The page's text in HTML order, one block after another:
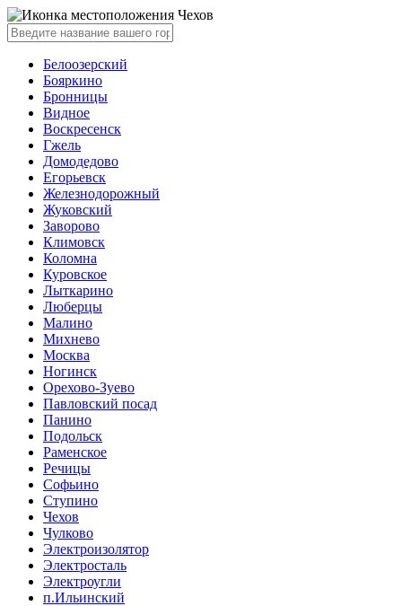
Чехов
Белоозерский
Бояркино
Бронницы
Видное
Воскресенск
Гжель
Домодедово
Егорьевск
Железнодорожный
Жуковский
Заворово
Климовск
Коломна
Куровское
Лыткарино
Люберцы
Малино
Михнево
Москва
Ногинск
Орехово-Зуево
Павловский посад
Панино
Подольск
Раменское
Речицы
Софьино
Ступино
Чехов
Чулково
Электроизолятор
Электросталь
Электроугли
п.Ильинский